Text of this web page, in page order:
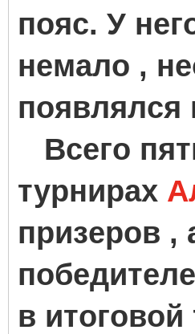
пояс. У
немало ,
появлялся
Всего
турнирах
призеров ,
в